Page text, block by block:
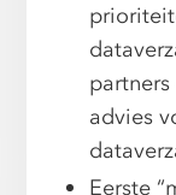
advies
Eerste